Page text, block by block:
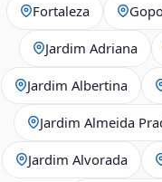
Fortaleza
Jardim Adriana
Jardim Albertina
Jardim Almeida
Jardim Alvorada